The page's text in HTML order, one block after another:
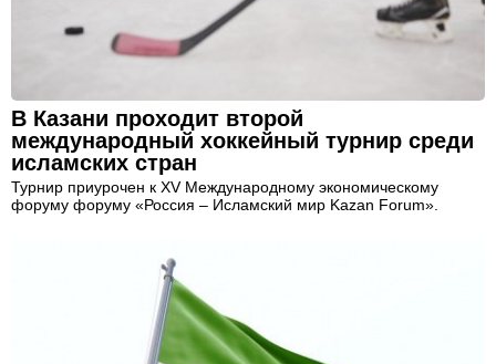
В Казани проходит второй
международный хоккейный турнир среди
исламских стран
Турнир приурочен к XV Международному экономическому
форуму форуму «Россия – Исламский мир Kazan Forum».